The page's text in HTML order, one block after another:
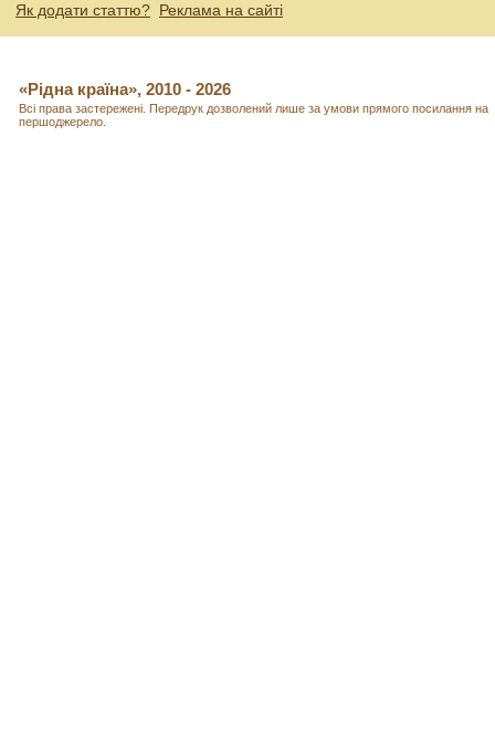
Як додати статтю? Реклама на сайті
«Рідна країна», 2010 - 2026
Всі права застережені. Передрук дозволений лише за умови прямого посилання на
першоджерело.